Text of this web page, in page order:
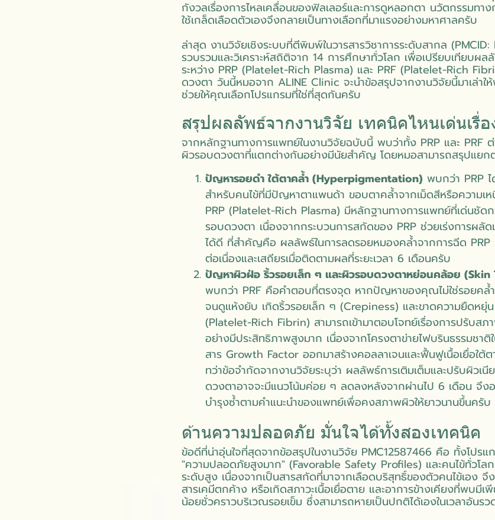
กังวลเรื่องการไหลเคลื่อนของฟิลเลอร์และการดูหลอกตา นวัตกรรมทา
ใช้เกล็ดเลือดตัวเองจึงกลายเป็นทางเลือกที่มาแรงอย่างมหาศาลครับ
ล่าสุด งานวิจัยเชิงระบบที่ตีพิมพ์ในวารสารวิชาการระดับสากล (PMCID:
รวบรวมและวิเคราะห์สถิติจาก 14 การศึกษาทั่วโลก เพื่อเปรียบเทียบ
ระหว่าง PRP (Platelet-Rich Plasma) และ PRF (Platelet-Rich
ดวงตา วันนี้หมอจาก ALINE Clinic จะนำข้อสรุปจากงานวิจัยนี้มาเล่าใ
ช่วยให้คุณเลือกโปรแกรมที่ใช่ที่สุดกันครับ
สรุปผลลัพธ์จากงานวิจัย เทคนิคไหนเด่นเรื่อ
จากหลักฐานทางการแพทย์ในงานวิจัยฉบับนี้ พบว่าทั้ง PRP และ PRF
ผิวรอบดวงตาที่แตกต่างกันอย่างมีนัยสำคัญ โดยหมอสามารถสรุปแย
ปัญหารอยดำ ใต้ตาคล้ำ (Hyperpigmentation) พบกว่า PRP ไ
สำหรับคนไข้ที่มีปัญหาตาแพนด้า ขอบตาคล้ำจากเม็ดสีหรือความเห
PRP (Platelet-Rich Plasma) มีหลักฐานทางการแพทย์ที่เด่นชัดก
รอบดวงตา เนื่องจากกระบวนการสกัดของ PRP ช่วยเร่งการผลั
ได้ดี ที่สำคัญคือ ผลลัพธ์ในการลดรอยหมองคล้ำจากการฉีด PRP
ต่อเนื่องและเสถียรเมื่อติดตามผลที่ระยะเวลา 6 เดือนครับ
ปัญหาผิวฝ่อ ริ้วรอยเล็ก ๆ และผิวรอบดวงตาหย่อนคล้อย
พบกว่า PRF คือคำตอบที่ตรงจุด หากปัญหาของคุณไม่ใช่รอยคล้ำ
จนดูแห้งยับ เกิดริ้วรอยเล็ก ๆ (Crepiness) และขาดความยืดหยุ่
(Platelet-Rich Fibrin) สามารถเข้ามาตอบโจทย์เรื่องการปรับส
อย่างมีประสิทธิภาพสูงมาก เนื่องจากโครงตาข่ายไฟบรินธรรมชา
สาร Growth Factor ออกมาสร้างคอลลาเจนและฟื้นฟูเนื้อเยื่อใต้
ทว่าข้อจำกัดจากงานวิจัยระบุว่า ผลลัพธ์การเติมเต็มและปรับผิวเ
ดวงตาอาจจะมีแนวโน้มค่อย ๆ ลดลงหลังจากผ่านไป 6 เดือน จึงอ
บำรุงซ้ำตามคำแนะนำของแพทย์เพื่อคงสภาพผิวให้ยาวนานขึ้นครับ
ด้านความปลอดภัย มั่นใจได้ทั้งสองเทคนิค
ข้อดีที่น่าอุ่นใจที่สุดจากข้อสรุปในงานวิจัย PMC12587466 คือ ทั้งโปรแ
"ความปลอดภัยสูงมาก" (Favorable Safety Profiles) และคนไข้ทั่วโ
ระดับสูง เนื่องจากเป็นสารสกัดที่มาจากเลือดบริสุทธิ์ของตัวคนไข้เอง จึ
สารเคมีตกค้าง หรือเกิดสภาวะเนื้อเยื่อตาย และอาการข้างเคียงที่พบมีเ
น้อยชั่วคราวบริเวณรอยเข็ม ซึ่งสามารถหายเป็นปกติได้เองในเวลาอันรว